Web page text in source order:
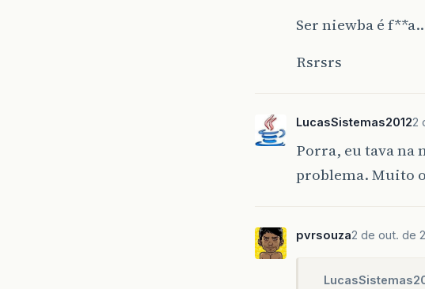
Ser niewba é
Rsrsrs
LucasSistemas20122
Porra, eu tava na
problema. Muito
pvrsouza2 de out. de